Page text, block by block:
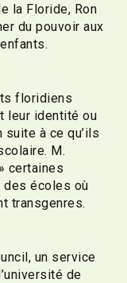
la Floride, Ron
du pouvoir aux
floridiens
leur identité ou
à ce qu’ils
M.
certaines
écoles où
transgenres.
un service
de